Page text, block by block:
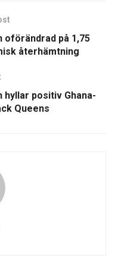
oförändrad på 1,75
återhämtning
positiv Ghana-
Queens